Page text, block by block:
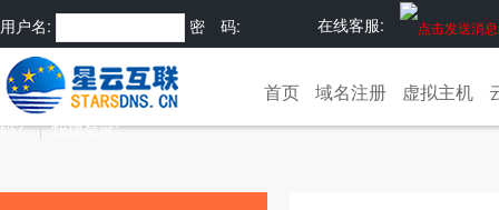
在线客服:
用户名: 密 码:
码? 快捷登录:
首页 域名注册 虚拟主机